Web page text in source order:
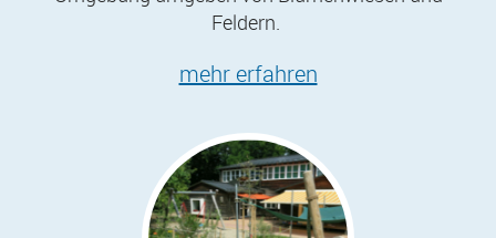
Feldern.
mehr erfahren